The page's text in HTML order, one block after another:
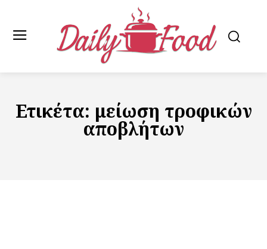
Ετικέτα: μείωση τροφικών
αποβλήτων